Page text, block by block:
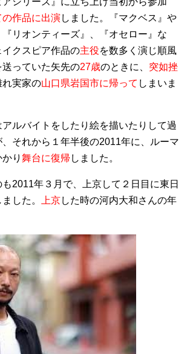
作品に出演しました。『マクベス』や
『リオンティーズ』、『オセロー』な
クスピア作品の主役を数多く演じ順風
っていた矢先の27歳のときに、 突如挫
れ実家の山口県岩国市に帰って しまいま
ルバイトをしたり絵を描いたりして過
それから１年半後の2011年に、ルーマ
り 舞台に復帰 しました。
2011年３月で、上京して２日目に東日
した。
上京した時の河内大和さんの年